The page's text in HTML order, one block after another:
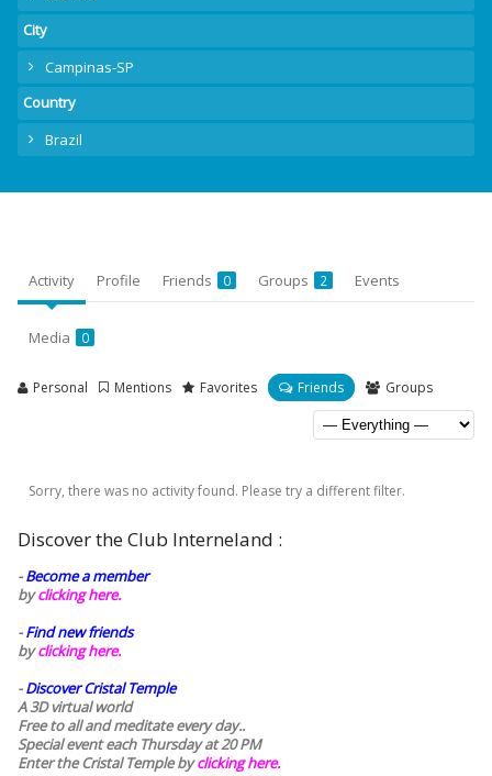
City
Campinas-SP
Country
Brazil
Activity Profile Friends 0 Groups 2 Events
Media 0
Personal Mentions Favorites Friends Groups
Sorry, there was no activity found. Please try a different filter.
Discover the Club Interneland :
-Become a member
byclicking here.
-Find new friends
byclicking here.
-Discover Cristal Temple
A 3D virtual world
Free to all and meditate every day..
Special event each Thursday at 20 PM
Enter the Cristal Temple byclicking here.